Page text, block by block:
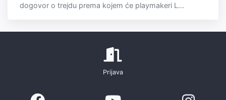
dogovor o trejdu prema kojem će playmakeri L...
Prijava